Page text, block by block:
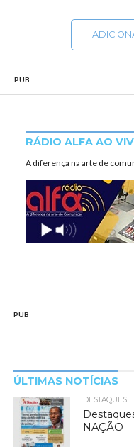
PUB
RÁDIO ALFA AO
A diferença na arte de
PUB
ÚLTIMAS NOTÍCIAS
DESTAQUES
NAÇÃO